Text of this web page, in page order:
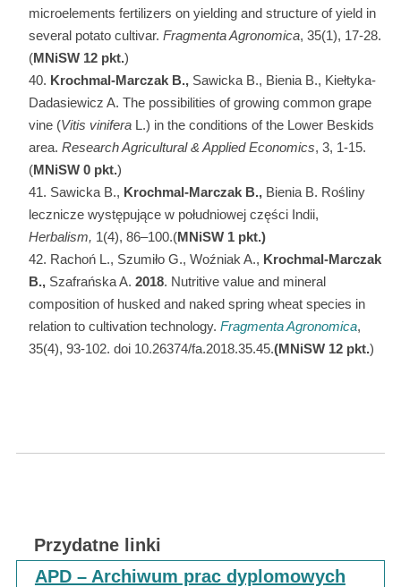
microelements fertilizers on yielding and structure of yield in
several potato cultivar. Fragmenta Agronomica, 35(1), 17-28.
(MNiSW 12 pkt.)
Krochmal-Marczak B.,Sawicka B., Bienia B., Kiełtyka-
Dadasiewicz A. The possibilities of growing common grape
vine (Vitis viniferaL.) in the conditions of the Lower Beskids
area. Research Agricultural & Applied Economics, 3, 1-15.
(MNiSW 0 pkt.)
Sawicka B., Krochmal-Marczak B.,Bienia B. Rośliny
lecznicze występujące w południowej części Indii,
Herbalism, 1(4), 86–100.(MNiSW 1 pkt.)
Rachoń L., Szumiło G., Woźniak A., Krochmal-Marczak
B.,Szafrańska A. 2018. Nutritive value and mineral
composition of husked and naked spring wheat species in
relation to cultivation technology. Fragmenta Agronomica,
35(4), 93-102. doi 10.26374/fa.2018.35.45.(MNiSW 12 pkt.)
Przydatne linki
APD – Archiwum prac dyplomowych